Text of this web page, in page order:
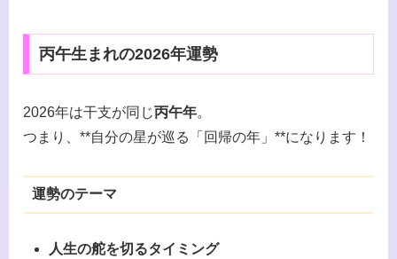
丙午生まれの2026年運勢
2026年は干支が同じ丙午年。
つまり、**自分の星が巡る「回帰の年」**になります！
運勢のテーマ
人生の舵を切るタイミング